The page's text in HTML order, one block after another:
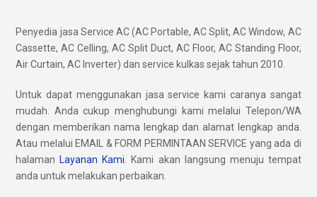
Penyedia jasa Service AC (AC Portable, AC Split, AC Window, AC
Cassette, AC Celling, AC Split Duct, AC Floor, AC Standing Floor,
Air Curtain, AC Inverter) dan service kulkas sejak tahun 2010.
Untuk dapat menggunakan jasa service kami caranya sangat
mudah. Anda cukup menghubungi kami melalui Telepon/WA
dengan memberikan nama lengkap dan alamat lengkap anda.
Atau melalui EMAIL & FORM PERMINTAAN SERVICE yang ada di
halaman Layanan Kami . Kami akan langsung menuju tempat
anda untuk melakukan perbaikan.